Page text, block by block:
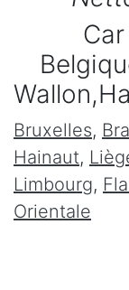
Bruxelles,
Hainaut,
Limbourg,
Orientale